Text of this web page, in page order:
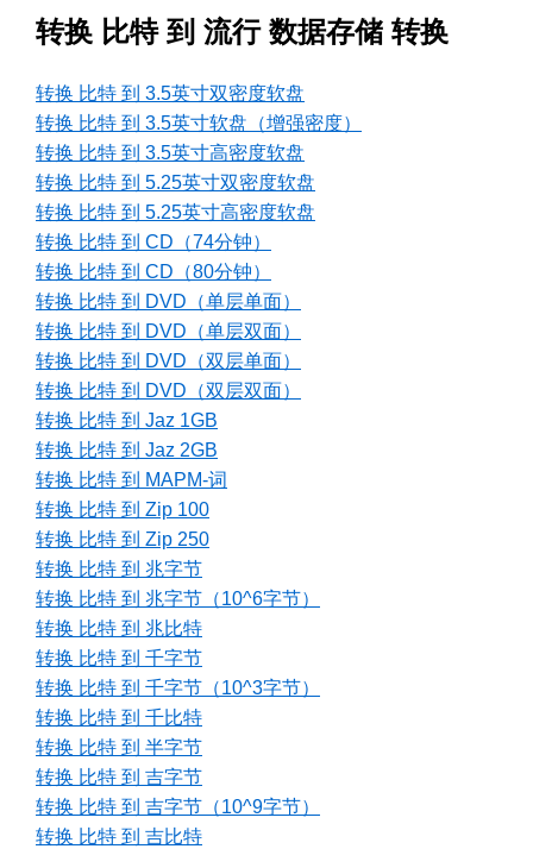
转换 比特 到 流行 数据存储 转换
转换 比特 到 3.5英寸双密度软盘
转换 比特 到 3.5英寸软盘（增强密度）
转换 比特 到 3.5英寸高密度软盘
转换 比特 到 5.25英寸双密度软盘
转换 比特 到 5.25英寸高密度软盘
转换 比特 到 CD（74分钟）
转换 比特 到 CD（80分钟）
转换 比特 到 DVD（单层单面）
转换 比特 到 DVD（单层双面）
转换 比特 到 DVD（双层单面）
转换 比特 到 DVD（双层双面）
转换 比特 到 Jaz 1GB
转换 比特 到 Jaz 2GB
转换 比特 到 MAPM-词
转换 比特 到 Zip 100
转换 比特 到 Zip 250
转换 比特 到 兆字节
转换 比特 到 兆字节（10^6字节）
转换 比特 到 兆比特
转换 比特 到 千字节
转换 比特 到 千字节（10^3字节）
转换 比特 到 千比特
转换 比特 到 半字节
转换 比特 到 吉字节
转换 比特 到 吉字节（10^9字节）
转换 比特 到 吉比特